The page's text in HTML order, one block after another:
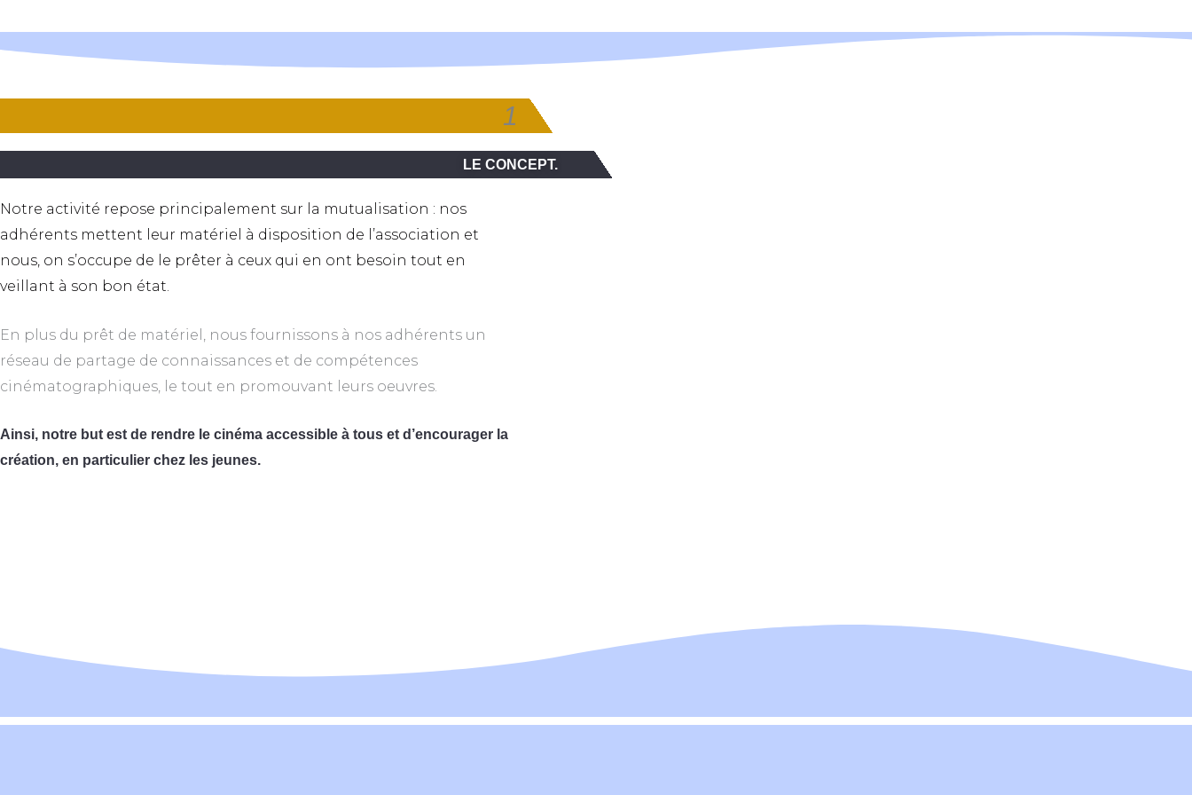
1
LE CONCEPT.
Notre activité repose principalement sur la mutualisation : nos
adhérents mettent leur matériel à disposition de l’association et
nous, on s’occupe de le prêter à ceux qui en ont besoin tout en
veillant à son bon état.
En plus du prêt de matériel, nous fournissons à nos adhérents un
réseau de partage de connaissances et de compétences
cinématographiques, le tout en promouvant leurs oeuvres.
Ainsi, notre but est de rendre le cinéma accessible à tous et d’encourager la
création, en particulier chez les jeunes.